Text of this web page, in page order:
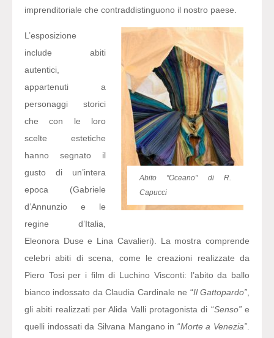
imprenditoriale che contraddistinguono il nostro paese.
Abito "Oceano" di R.
Capucci
L’esposizione
include abiti
autentici,
appartenuti a
personaggi storici
che con le loro
scelte estetiche
hanno segnato il
gusto di un’intera
epoca (Gabriele
d’Annunzio e le
regine d’Italia,
Eleonora Duse e Lina Cavalieri). La mostra comprende
celebri abiti di scena, come le creazioni realizzate da
Piero Tosi per i film di Luchino Visconti: l’abito da ballo
bianco indossato da Claudia Cardinale ne “Il Gattopardo”
gli abiti realizzati per Alida Valli protagonista di “Senso”e
quelli indossati da Silvana Mangano in “Morte a Venezia”